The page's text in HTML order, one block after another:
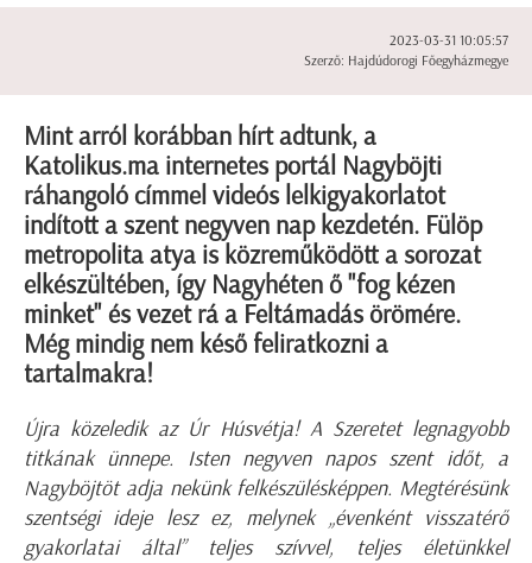
2023-03-31 10:05:57
Szerző: Hajdúdorogi Főegyházmegye
Mint arról korábban hírt adtunk, a
Katolikus.ma internetes portál Nagyböjti
ráhangoló címmel videós lelkigyakorlatot
indított a szent negyven nap kezdetén. Fülöp
metropolita atya is közreműködött a sorozat
elkészültében, így Nagyhéten ő "fog kézen
minket" és vezet rá a Feltámadás örömére.
Még mindig nem késő feliratkozni a
tartalmakra!
Újra közeledik az Úr Húsvétja! A Szeretet legnagyobb
titkának ünnepe. Isten negyven napos szent időt, a
Nagyböjtöt adja nekünk felkészülésképpen. Megtérésünk
szentségi ideje lesz ez, melynek „évenként visszatérő
gyakorlatai által” teljes szívvel, teljes életünkkel